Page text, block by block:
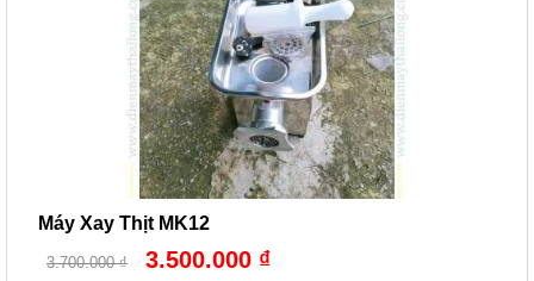
Máy Xay Thịt MK12
3.700.000₫
Giá
gốc
3.500.000 ₫Giá
hiện